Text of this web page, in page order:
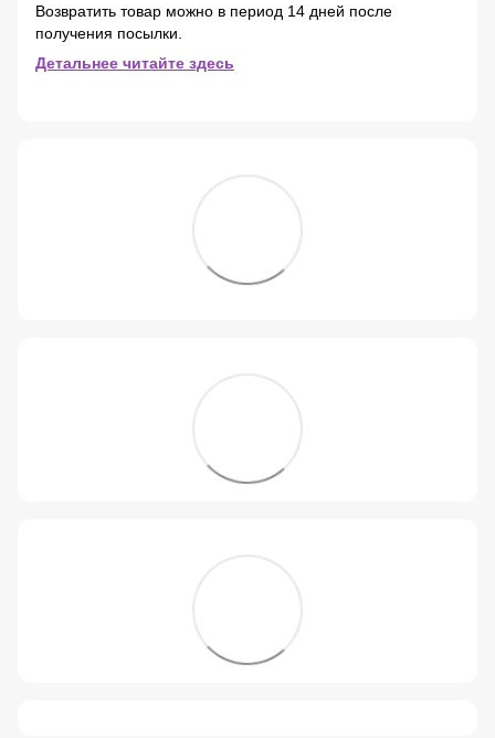
Возвратить товар можно в период 14 дней после
получения посылки.
Детальнее читайте здесь